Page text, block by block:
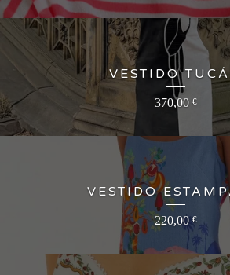
VESTIDO
370,00 €
VESTIDO
220,00€